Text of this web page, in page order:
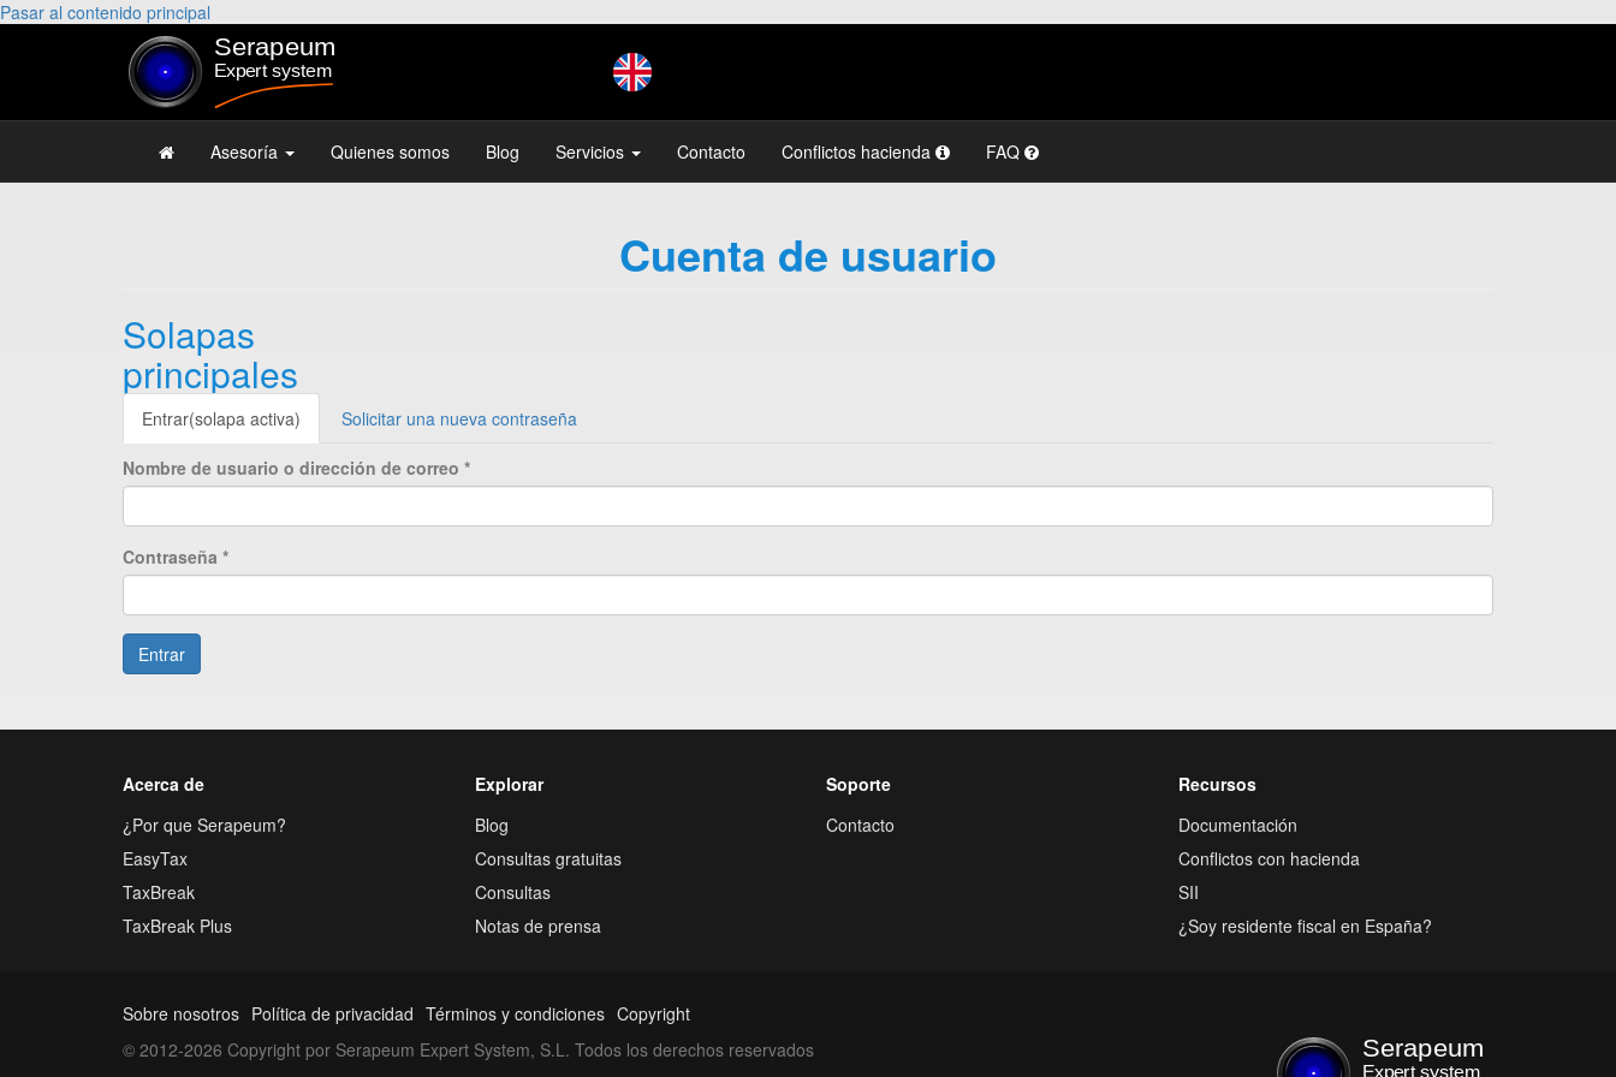
Pasar al contenido principal
Asesoría Quienes somos Blog Servicios Contacto Conflictos hacienda FAQ
Cuenta de usuario
Solapas
principales
Entrar(solapa activa) Solicitar una nueva contraseña
Nombre de usuario o dirección de correo *
Contraseña *
Entrar
Acerca de
¿Por que Serapeum?
EasyTax
TaxBreak
TaxBreak Plus
Explorar
Blog
Consultas gratuitas
Consultas
Notas de prensa
Soporte
Contacto
Recursos
Documentación
Conflictos con hacienda
SII
¿Soy residente fiscal en España?
Sobre nosotros Política de privacidad Términos y condiciones Copyright
© 2012-2026 Copyright por Serapeum Expert System, S.L. Todos los derechos reservados